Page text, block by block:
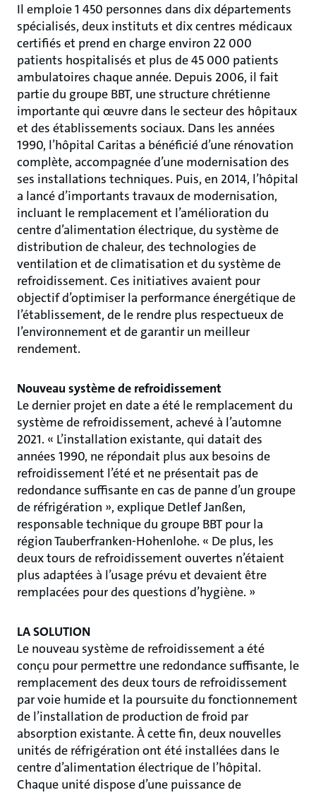
Il emploie 1 450 personnes dans dix départements
spécialisés, deux instituts et dix centres médicaux
certifiés et prend en charge environ 22 000
patients hospitalisés et plus de 45 000 patients
ambulatoires chaque année. Depuis 2006, il fait
partie du groupe BBT, une structure chrétienne
importante qui œuvre dans le secteur des hôpitaux
et des établissements sociaux. Dans les années
1990, l’hôpital Caritas a bénéficié d’une rénovation
complète, accompagnée d’une modernisation des
ses installations techniques. Puis, en 2014, l’hôpital
a lancé d’importants travaux de modernisation,
incluant le remplacement et l’amélioration du
centre d’alimentation électrique, du système de
distribution de chaleur, des technologies de
ventilation et de climatisation et du système de
refroidissement. Ces initiatives avaient pour
objectif d’optimiser la performance énergétique de
l’établissement, de le rendre plus respectueux de
l’environnement et de garantir un meilleur
rendement.
Nouveau système de refroidissement
Le dernier projet en date a été le remplacement du
système de refroidissement, achevé à l’automne
2021. « L’installation existante, qui datait des
années 1990, ne répondait plus aux besoins de
refroidissement l’été et ne présentait pas de
redondance suffisante en cas de panne d’un groupe
de réfrigération », explique Detlef Janßen,
responsable technique du groupe BBT pour la
région Tauberfranken-Hohenlohe. « De plus, les
deux tours de refroidissement ouvertes n’étaient
plus adaptées à l’usage prévu et devaient être
remplacées pour des questions d’hygiène. »
LA SOLUTION
Le nouveau système de refroidissement a été
conçu pour permettre une redondance suffisante, le
remplacement des deux tours de refroidissement
par voie humide et la poursuite du fonctionnement
de l’installation de production de froid par
absorption existante. À cette fin, deux nouvelles
unités de réfrigération ont été installées dans le
centre d’alimentation électrique de l’hôpital.
Chaque unité dispose d’une puissance de